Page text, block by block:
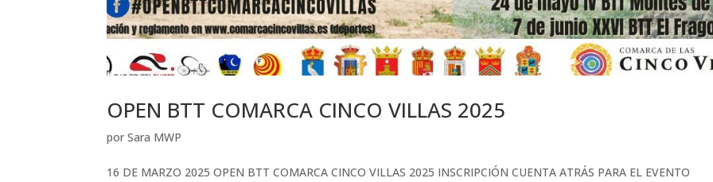
OPEN BTT COMARCA CINCO VILLAS 2025
porSara MWP
16 DE MARZO 2025 OPEN BTT COMARCA CINCO VILLAS 2025 INSCRIPCIÓN CUENTA ATRÁS PARA EL EVENTO